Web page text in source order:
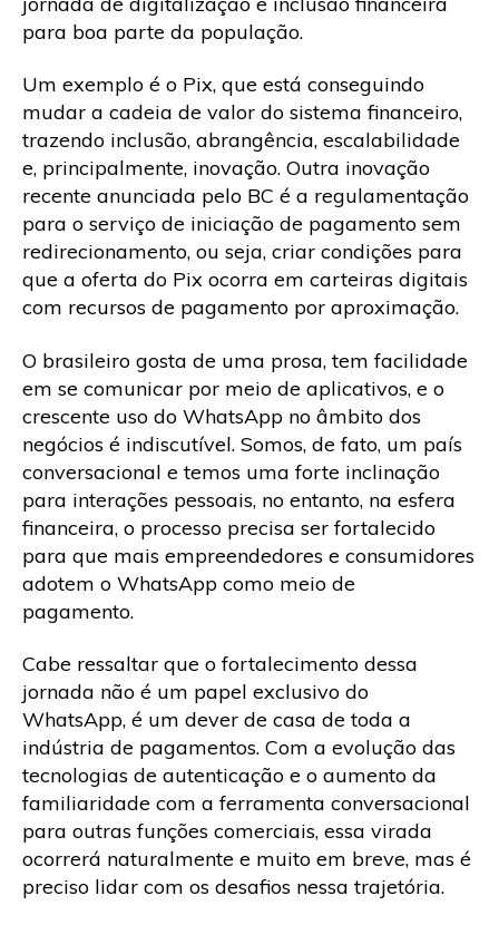
para boa parte da população.
Um exemplo é o Pix, que está conseguindo
mudar a cadeia de valor do sistema financeiro,
trazendo inclusão, abrangência, escalabilidade
e, principalmente, inovação. Outra inovação
recente anunciada pelo BC é a regulamentação
para o serviço de iniciação de pagamento sem
redirecionamento, ou seja, criar condições para
que a oferta do Pix ocorra em carteiras digitais
com recursos de pagamento por aproximação.
O brasileiro gosta de uma prosa, tem facilidade
em se comunicar por meio de aplicativos, e o
crescente uso do WhatsApp no âmbito dos
negócios é indiscutível. Somos, de fato, um país
conversacional e temos uma forte inclinação
para interações pessoais, no entanto, na esfera
financeira, o processo precisa ser fortalecido
para que mais empreendedores e consumidores
adotem o WhatsApp como meio de
pagamento.
Cabe ressaltar que o fortalecimento dessa
jornada não é um papel exclusivo do
WhatsApp, é um dever de casa de toda a
indústria de pagamentos. Com a evolução das
tecnologias de autenticação e o aumento da
familiaridade com a ferramenta conversacional
para outras funções comerciais, essa virada
ocorrerá naturalmente e muito em breve, mas é
preciso lidar com os desafios nessa trajetória.